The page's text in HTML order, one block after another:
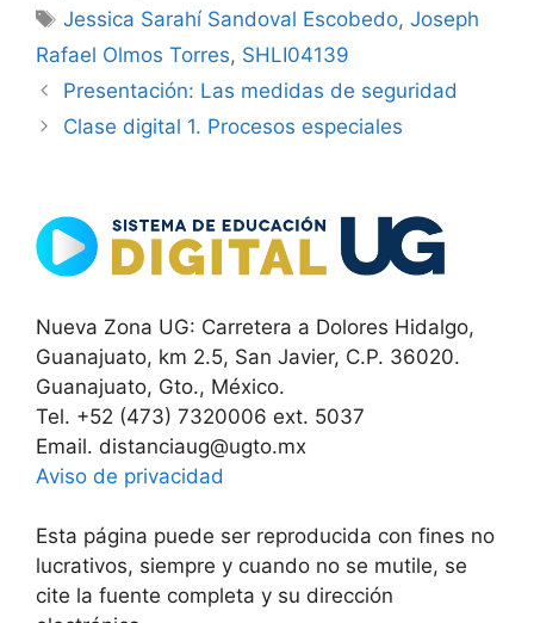
Etiquetas
Jessica Sarahí Sandoval Escobedo,Joseph
Rafael Olmos Torres, SHLI04139
Presentación: Las medidas de seguridad
Clase digital 1. Procesos especiales
Nueva Zona UG: Carretera a Dolores Hidalgo,
Guanajuato, km 2.5, San Javier, C.P. 36020.
Guanajuato, Gto., México.
Tel. +52 (473) 7320006 ext. 5037
Email. distanciaug@ugto.mx
Aviso de privacidad
Esta página puede ser reproducida con fines no
lucrativos, siempre y cuando no se mutile, se
cite la fuente completa y su dirección